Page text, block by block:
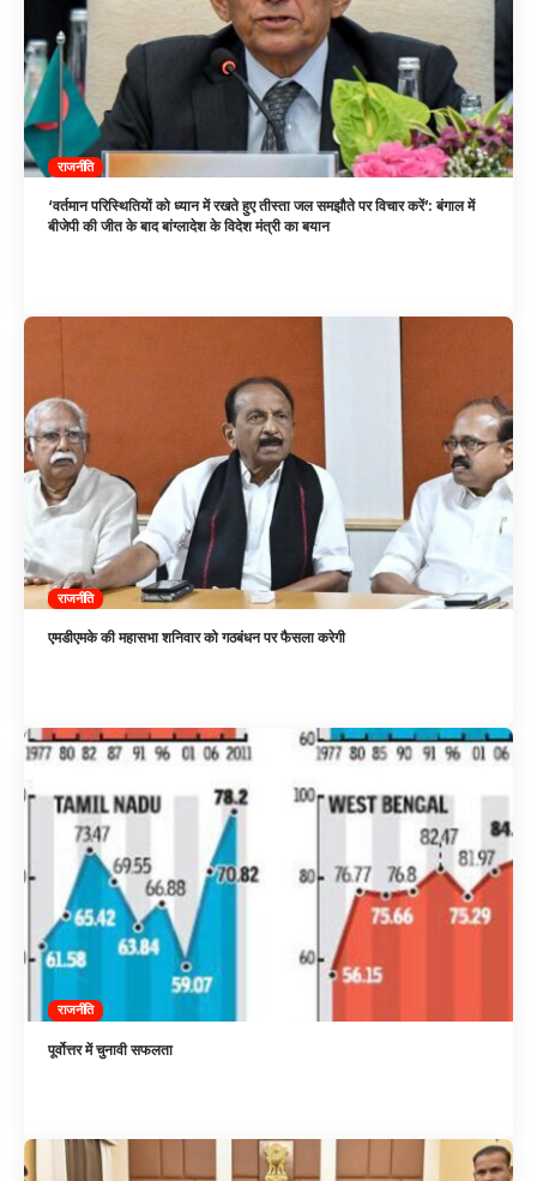
राजनीति
‘वर्तमान परिस्थितियों को ध्यान में रखते हुए तीस्ता जल समझौते पर विचार करें’: बंगाल में
बीजेपी की जीत के बाद बांग्लादेश के विदेश मंत्री का बयान
राजनीति
एमडीएमके की महासभा शनिवार को गठबंधन पर फैसला करेगी
राजनीति
पूर्वोत्तर में चुनावी सफलता